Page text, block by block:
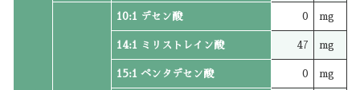
10:1 デセン酸 0 mg
14:1 ミリストレイン酸 47 mg
15:1 ペンタデセン酸 0 mg